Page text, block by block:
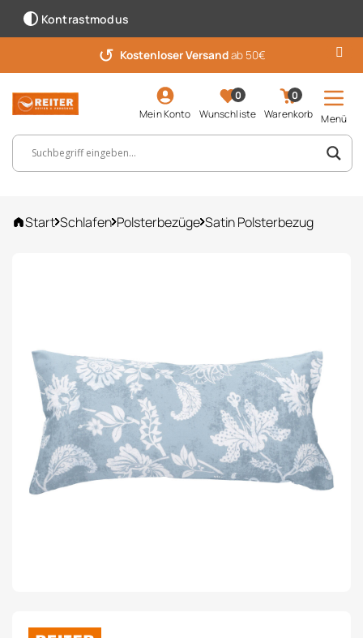
Kontrastmodus
↺ Kostenloser Versandab 50€
Mein Konto
0
Wunschliste
0
Warenkorb
Menü
Suchbegriff, Artikelnummer ...
Start Schlafen Polsterbezüge Satin Polsterbezug